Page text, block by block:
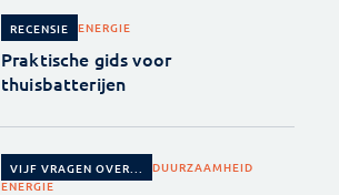
RECENSIE ENERGIE
Praktische gids voor
thuisbatterijen
VIJF VRAGEN OVER...
DUURZAAMHEID
ENERGIE